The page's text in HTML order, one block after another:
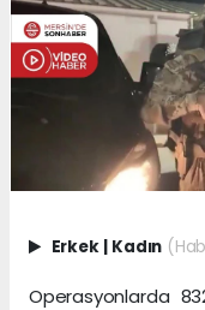
Erkek | Kadın
Operasyonlarda